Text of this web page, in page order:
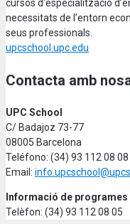
cursos d'especialització
necessitats de l’entorn
seus professionals.
upcschool.upc.edu
Contacta amb
UPC School
C/ Badajoz 73-77
08005 Barcelona
Teléfono: (34) 93 112 08 08
Email:
Informació de programes
Telèfon: (34) 93 112 08 05